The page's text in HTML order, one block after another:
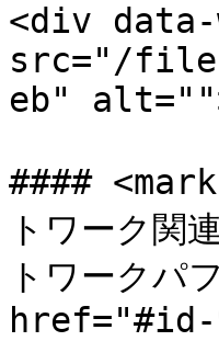
<div data-
src="/files/
eb"
####
トワーク関
トワークパ
href="#id-